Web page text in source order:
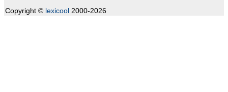
Copyright © lexicool 2000-2026